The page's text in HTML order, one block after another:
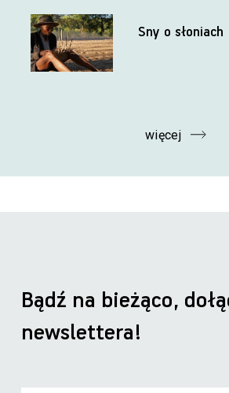
Sny o słoniach
więcej
Bądź na bieżąco,
newslettera!